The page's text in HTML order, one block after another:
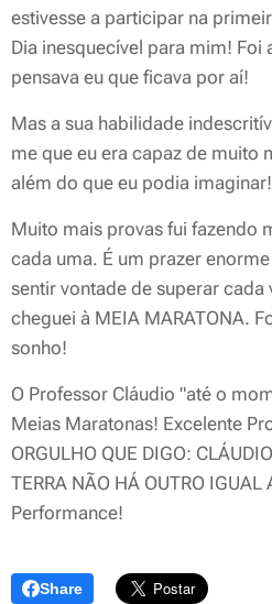
estivesse a participar na
Dia inesquecível para mim! Foi
pensava eu que ficava por aí!
Mas a sua habilidade
me que eu era capaz de muito
além do que eu podia
Muito mais provas fui fazendo
cada uma. É um prazer
sentir vontade de superar cada
cheguei à MEIA MARATONA.
sonho!
O Professor Cláudio "até o
Meias Maratonas! Excelente
ORGULHO QUE DIGO:
TERRA NÃO HÁ OUTRO
Performance!
Share